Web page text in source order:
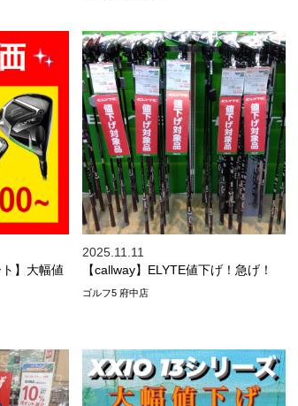
】大幅値
2025.11.11
【callway】ELYTE値下げ！急げ！
ゴルフ5 府中店